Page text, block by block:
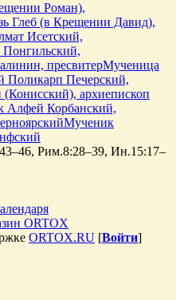
Роман),
Глеб (в Крещении Давид),
Исетский,
пресвитерМученица
Поликарп Печерский,
(Конисский), архиепископ
Алфей Корбанский,
Мученик
Рим.8:28–39, Ин.15:17–
ORTOX.RU [Войти]